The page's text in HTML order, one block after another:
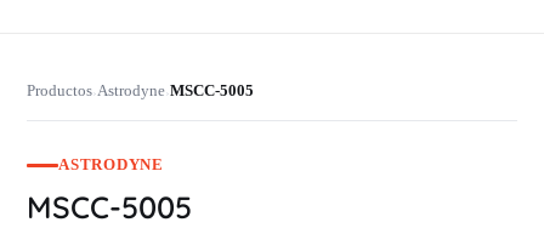
Productos›Astrodyne›MSCC-5005
ASTRODYNE
MSCC-5005